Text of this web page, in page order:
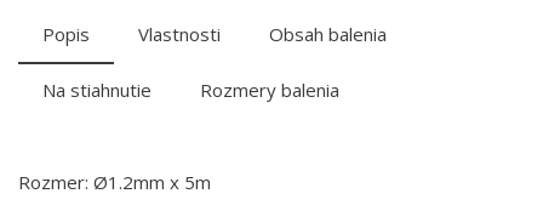
Popis Vlastnosti Obsah balenia
Na stiahnutie Rozmery balenia
Rozmer: Ø1.2mm x 5m